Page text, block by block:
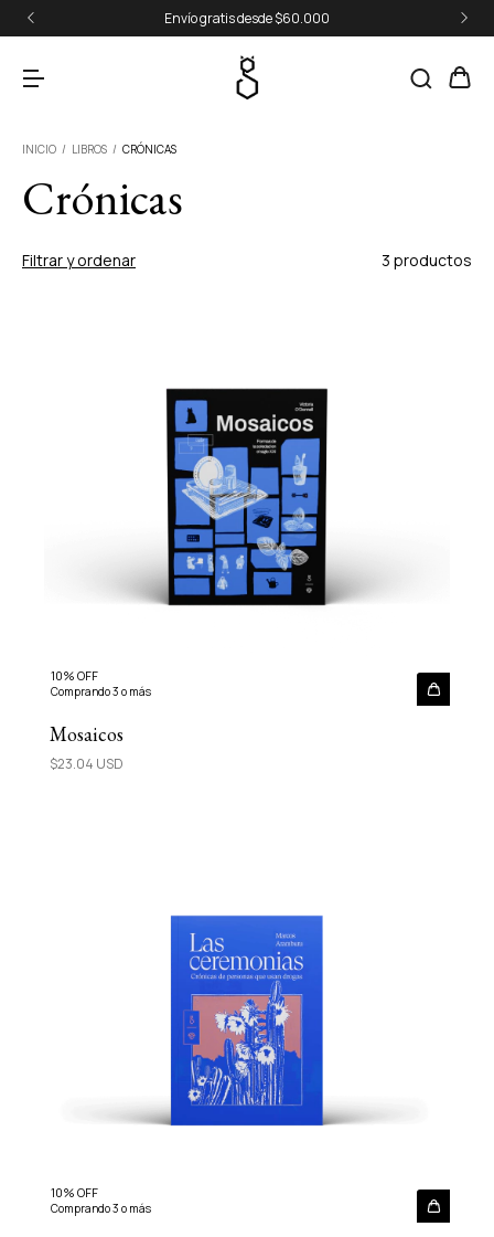
Envío gratis desde $60.000
INICIO / LIBROS / CRÓNICAS
Crónicas
Filtrar y ordenar 3 productos
10% OFF
Comprando 3 o más
Mosaicos
$23.04 USD
10% OFF
Comprando 3 o más